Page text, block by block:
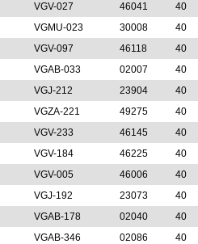
VGV-027 46041 40
VGMU-023 30008 40
VGV-097 46118 40
VGAB-033 02007 40
VGJ-212 23904 40
VGZA-221 49275 40
VGV-233 46145 40
VGV-184 46225 40
VGV-005 46006 40
VGJ-192 23073 40
VGAB-178 02040 40
VGAB-346 02086 40